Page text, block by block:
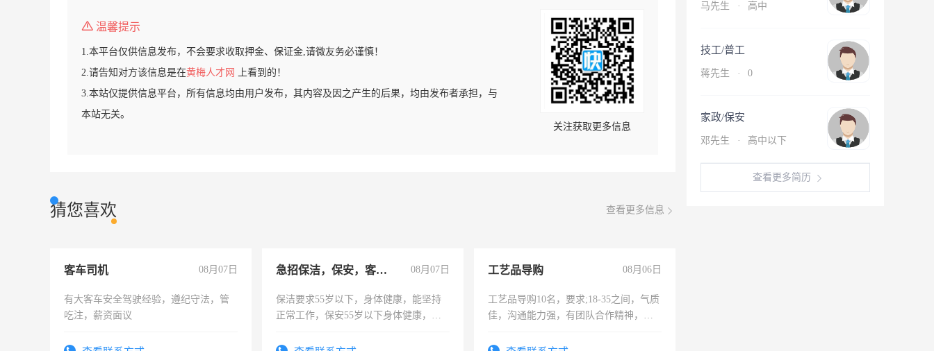
温馨提示
1.本平台仅供信息发布，不会要求收取押金、保证金,请微友务必谨慎！
2.请告知对方该信息是在黄梅人才网
上看到的！
3.本站仅提供信息平台，所有信息均由用户发布，其内容及因之产生的后果，均由发布者承担，与
本站无关。
关注获取更多信息
猜您喜欢 查看更多信息
客车司机 08月07日
有大客车安全驾驶经验，遵纪守法，管
吃注，薪资面议
急招保洁，保安，客服，工程 08月07日
保洁要求55岁以下，身体健康，能坚持
正常工作，保安55岁以下身体健康，有
录，客服要求45岁以下高中以上文化，
工艺品导购 08月06日
工艺品导购10名，要求;18-35之间，气质
佳，沟通能力强，有团队合作精神，有
马先生 · 高中
技工/普工
蒋先生 · 0
家政/保安
邓先生 · 高中以下
查看更多简历